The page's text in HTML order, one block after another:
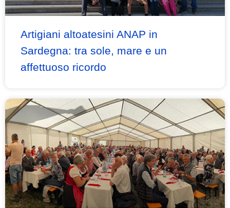
Artigiani altoatesini ANAP in
Sardegna: tra sole, mare e un
affettuoso ricordo